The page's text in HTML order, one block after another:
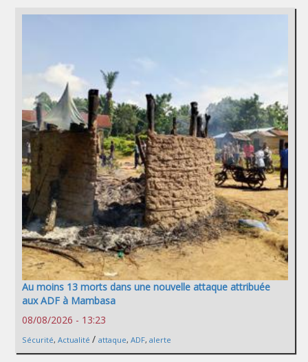
Au moins 13 morts dans une nouvelle attaque attribuée
aux ADF à Mambasa
08/08/2026 - 13:23
Sécurité, Actualité / attaque, ADF, alerte